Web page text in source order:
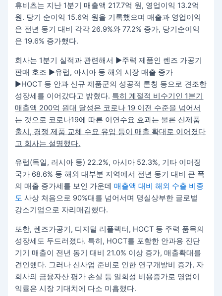
휴비츠는 지난 1분기 매출액 217.7억 원, 영업이익 13.2억
원. 당기 순이익 15.6억 원을 기록했으며 매출과 영업이익
은 전년 동기 대비 각각 26.9%와 77.2% 증가, 당기순이익
은 19.6% 증가했다.
회사는 1분기 실적과 관련해서 ▶주력 제품인 렌즈 가공기
판매 호조 ▶유럽, 아시아 등 해외 시장 매출 증가
▶HOCT 등 안과 신규 제품군의 성공적 론칭 등으로 견조한
성장세를 이어갔다고 밝혔다. 특히 계절적 비수기인 1분기
매출액 200억 원대 달성은 코로나 19 이전 수준을 넘어서
는 것으로 코로나19에 따른 이연수요 효과는 물론 신제품
출시, 경쟁 제품 교체 수요 유입 등이 매출 확대로 이어졌다
고 회사는 설명했다.
유럽(독일, 러시아 등) 22.2%, 아시아 52.3%, 기타 이머징
국가 68.6% 등 해외 대부분 지역에서 전년 동기 대비 큰 폭
의 매출 증가세를 보인 가운데매출액 대비 해외 수출 비중
도사상 처음으로 90%대를 넘어서며 명실상부한 글로벌
강소기업으로 자리매김했다.
또한, 렌즈가공기, 디지털 리플렉터, HOCT 등 주력 품목의
성장세도 두드러졌다. 특히, HOCT를 포함한 안과용 진단
기기 매출이 전년 동기 대비 21.0% 이상 증가, 매출확대를
견인했다. 그러나 신사업 준비로 인한 연구개발비 증가, 자
회사의 금융자산 평가 손실 등 일회성 비용증가로 영업이
익률은 시장 기대치에 다소 미흡했다.